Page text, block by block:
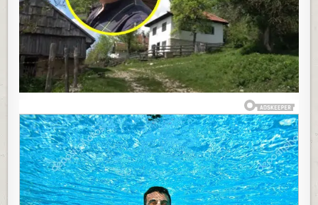
RODIO
HALID
BEŠLIĆ:
ODRASTAO
U
PRIRODI
KOJOJ
SE
UVEK
RADO
VRAĆAO